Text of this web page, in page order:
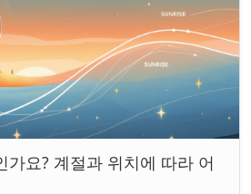
가요? 계절과 위치에 따라 어